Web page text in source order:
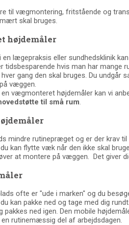
til vægmontering, fritstående og
skal bruges.
højdemåler
en lægepraksis eller sundhedsklinik
tidsbesparende hvis man har
gang den skal bruges. Du undgår
væggen.
vægmonteret højdemåler kan vi
til små rum.
mindre rutinepræget og er der krav
kan flytte væk når den ikke skal
at montere på væggen. Det giver
ofte er "ude i marken" og du
kan pakke ned og tage med dig
ned igen. Den mobile
rutinemæssig del af arbejdsdagen.